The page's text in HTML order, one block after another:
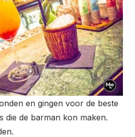
en gingen voor de beste
die de barman kon maken.